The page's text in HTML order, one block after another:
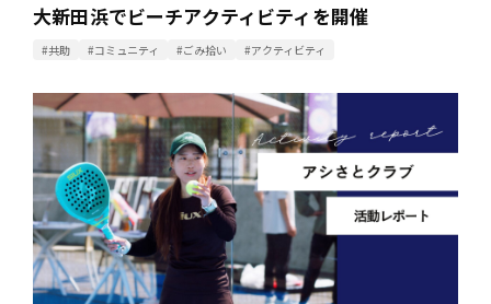
大新田浜でビーチアクティビティを開催
#共助 #コミュニティ #ごみ拾い #アクティビティ